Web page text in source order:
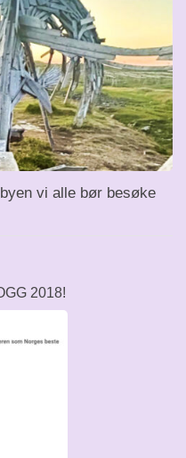
vi alle bør besøke
2018!